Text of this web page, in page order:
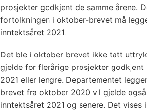
prosjekter godkjent de samme årene.
fortolkningen i oktober-brevet må
inntektsåret 2021.
Det ble i oktober-brevet ikke tatt
gjelde for flerårige prosjekter
2021 eller lengre. Departementet
brevet fra oktober 2020 vil gjelde
inntektsåret 2021 og senere. Det vises